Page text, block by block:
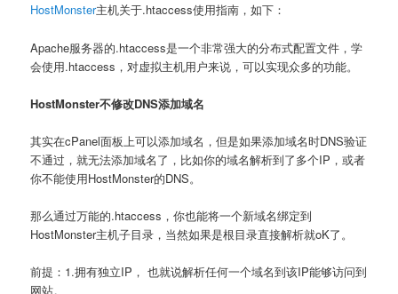
HostMonster主机关于.htaccess使用指南，如下：
Apache服务器的.htaccess是一个非常强大的分布式配置文件，学
会使用.htaccess，对虚拟主机用户来说，可以实现众多的功能。
HostMonster不修改DNS添加域名
其实在cPanel面板上可以添加域名，但是如果添加域名时DNS验证
不通过，就无法添加域名了，比如你的域名解析到了多个IP，或者
你不能使用HostMonster的DNS。
那么通过万能的.htaccess，你也能将一个新域名绑定到
HostMonster主机子目录，当然如果是根目录直接解析就oK了。
前提：1.拥有独立IP， 也就说解析任何一个域名到该IP能够访问到
网站。